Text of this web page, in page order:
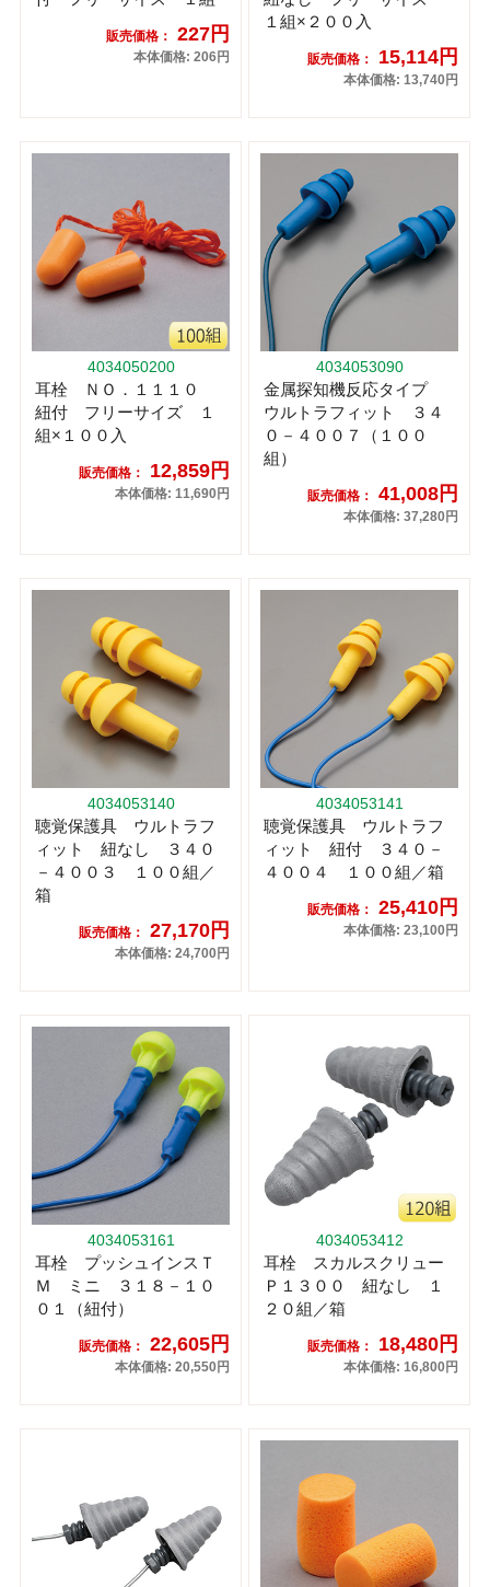
販売価格： 227円
本体価格: 206円
１組×２００入
販売価格： 15,114円
本体価格: 13,740円
4034050200
耳栓 ＮＯ．１１１０
紐付 フリーサイズ １
組×１００入
販売価格： 12,859円
本体価格: 11,690円
4034053090
金属探知機反応タイプ
ウルトラフィット ３４
０－４００７（１００
組）
販売価格： 41,008円
本体価格: 37,280円
4034053140
聴覚保護具 ウルトラフ
ィット 紐なし ３４０
－４００３ １００組／
箱
販売価格： 27,170円
本体価格: 24,700円
4034053141
聴覚保護具 ウルトラフ
ィット 紐付 ３４０－
４００４ １００組／箱
販売価格： 25,410円
本体価格: 23,100円
4034053161
耳栓 プッシュインスＴ
Ｍ ミニ ３１８－１０
０１（紐付）
販売価格： 22,605円
本体価格: 20,550円
4034053412
耳栓 スカルスクリュー
Ｐ１３００ 紐なし １
２０組／箱
販売価格： 18,480円
本体価格: 16,800円